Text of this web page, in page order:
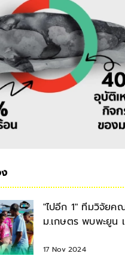
"ไปอีก 1" ทีมวิจัยค
ม.เกษตร พบพะยูน
17 Nov 2024